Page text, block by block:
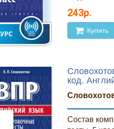
243р.
Купить
код.
Cостав